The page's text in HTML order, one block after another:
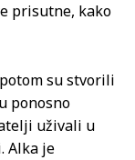
prisutne, kako
su stvorili
ponosno
uživali u
Alka je